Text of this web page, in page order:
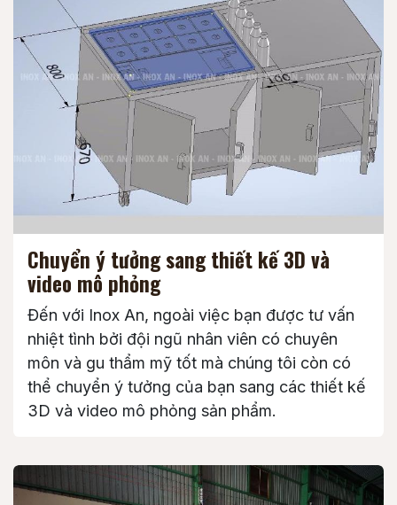
Chuyển ý tưởng sang thiết kế 3D và
video mô phỏng
Đến với Inox An, ngoài việc bạn được tư vấn
nhiệt tình bởi đội ngũ nhân viên có chuyên
môn và gu thẩm mỹ tốt mà chúng tôi còn có
thể chuyển ý tưởng của bạn sang các thiết kế
3D và video mô phỏng sản phẩm.